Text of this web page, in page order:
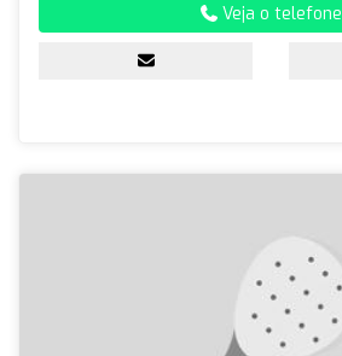
Veja o telefone